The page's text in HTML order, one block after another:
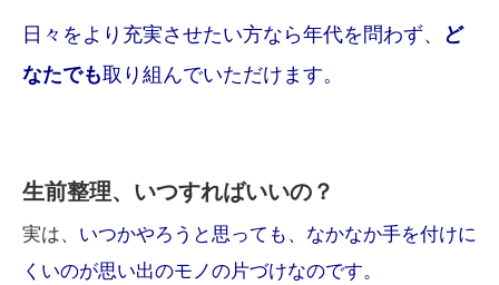
日々をより充実させたい方なら年代を問わず、 ど
なたでも取り組んでいただけます。
生前整理、いつすればいいの？
実は、 いつかやろうと思っても、なかなか手を付けに
くいのが思い出のモノの片づけなのです。